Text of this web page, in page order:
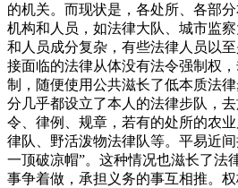
的机关。而现状是，各处所、各部
机构和人员，如法律大队、城市监
和人员成分复杂，有些法律人员以
接面临的法律从体没有法令强制权
制，随便使用公共滋长了低本质法
分几乎都设立了本人的法律步队，
令、律例、规章，若有的处所的农
律队、野活泼物法律队等。平易近
一顶破凉帽”。这种情况也滋长了法
事争着做，承担义务的事互相推。